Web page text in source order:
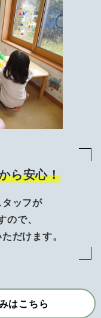
ら安心！
ッフが
で、
だけます。
はこちら